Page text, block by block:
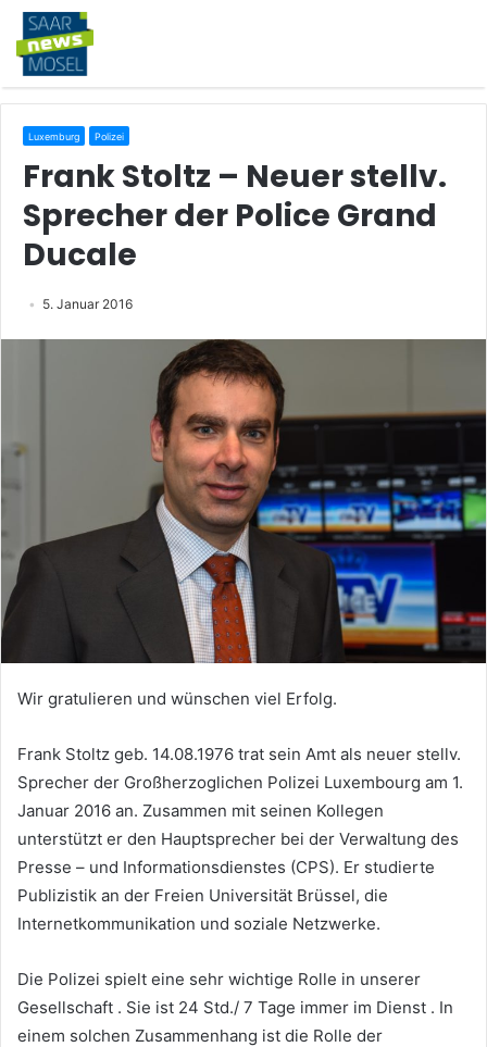
Luxemburg Polizei
Frank Stoltz – Neuer stellv.
Sprecher der Police Grand
Ducale
5. Januar 2016
Wir gratulieren und wünschen viel Erfolg.
Frank Stoltz geb. 14.08.1976 trat sein Amt als neuer stellv.
Sprecher der Großherzoglichen Polizei Luxembourg am 1.
Januar 2016 an. Zusammen mit seinen Kollegen
unterstützt er den Hauptsprecher bei der Verwaltung des
Presse – und Informationsdienstes (CPS). Er studierte
Publizistik an der Freien Universität Brüssel, die
Internetkommunikation und soziale Netzwerke.
Die Polizei spielt eine sehr wichtige Rolle in unserer
Gesellschaft . Sie ist 24 Std./ 7 Tage immer im Dienst . In
einem solchen Zusammenhang ist die Rolle der